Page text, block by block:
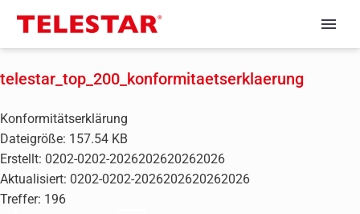
telestar_top_200_konformitaetserklaerung
Konformitätserklärung
Dateigröße: 157.54 KB
Erstellt: 0202-0202-2026202620262026
Aktualisiert: 0202-0202-2026202620262026
Treffer: 196